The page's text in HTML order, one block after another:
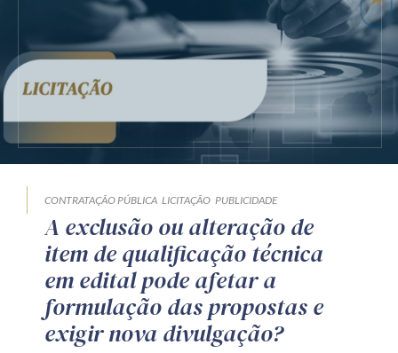
CONTRATAÇÃO PÚBLICA LICITAÇÃO PUBLICIDADE
A exclusão ou alteração de
item de qualificação técnica
em edital pode afetar a
formulação das propostas e
exigir nova divulgação?